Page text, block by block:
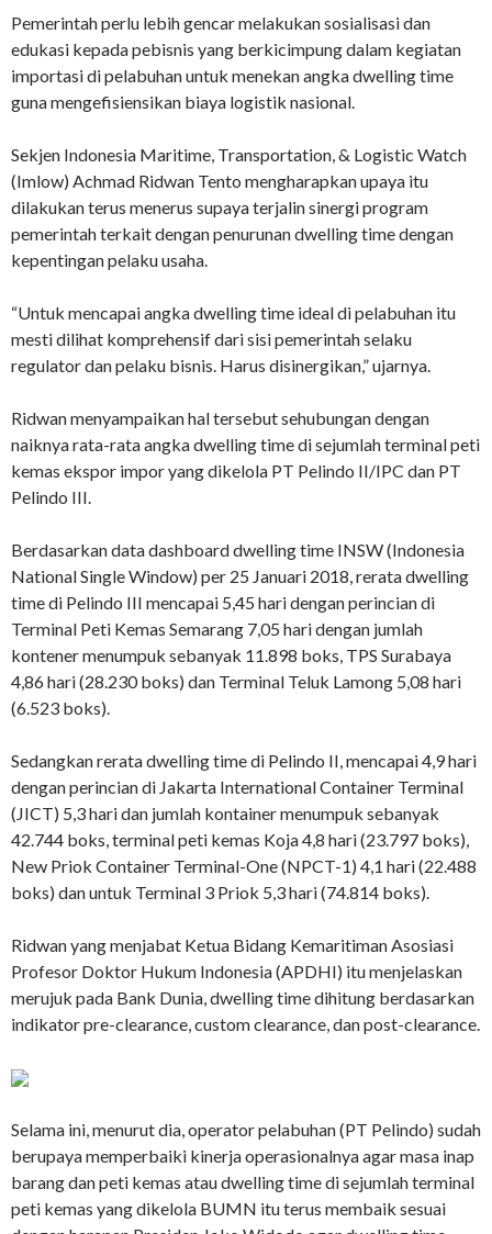
Pemerintah perlu lebih gencar melakukan sosialisasi dan
edukasi kepada pebisnis yang berkicimpung dalam kegiatan
importasi di pelabuhan untuk menekan angka dwelling time
guna mengefisiensikan biaya logistik nasional.
Sekjen Indonesia Maritime, Transportation, & Logistic Watch
(Imlow) Achmad Ridwan Tento mengharapkan upaya itu
dilakukan terus menerus supaya terjalin sinergi program
pemerintah terkait dengan penurunan dwelling time dengan
kepentingan pelaku usaha.
“Untuk mencapai angka dwelling time ideal di pelabuhan itu
mesti dilihat komprehensif dari sisi pemerintah selaku
regulator dan pelaku bisnis. Harus disinergikan,” ujarnya.
Ridwan menyampaikan hal tersebut sehubungan dengan
naiknya rata-rata angka dwelling time di sejumlah terminal peti
kemas ekspor impor yang dikelola PT Pelindo II/IPC dan PT
Pelindo III.
Berdasarkan data dashboard dwelling time INSW (Indonesia
National Single Window) per 25 Januari 2018, rerata dwelling
time di Pelindo III mencapai 5,45 hari dengan perincian di
Terminal Peti Kemas Semarang 7,05 hari dengan jumlah
kontener menumpuk sebanyak 11.898 boks, TPS Surabaya
4,86 hari (28.230 boks) dan Terminal Teluk Lamong 5,08 hari
(6.523 boks).
Sedangkan rerata dwelling time di Pelindo II, mencapai 4,9 hari
dengan perincian di Jakarta International Container Terminal
(JICT) 5,3 hari dan jumlah kontainer menumpuk sebanyak
42.744 boks, terminal peti kemas Koja 4,8 hari (23.797 boks),
New Priok Container Terminal-One (NPCT-1) 4,1 hari (22.488
boks) dan untuk Terminal 3 Priok 5,3 hari (74.814 boks).
Ridwan yang menjabat Ketua Bidang Kemaritiman Asosiasi
Profesor Doktor Hukum Indonesia (APDHI) itu menjelaskan
merujuk pada Bank Dunia, dwelling time dihitung berdasarkan
indikator pre-clearance, custom clearance, dan post-clearance.
Selama ini, menurut dia, operator pelabuhan (PT Pelindo) sudah
berupaya memperbaiki kinerja operasionalnya agar masa inap
barang dan peti kemas atau dwelling time di sejumlah terminal
peti kemas yang dikelola BUMN itu terus membaik sesuai